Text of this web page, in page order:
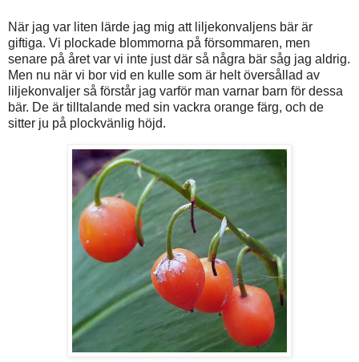
När jag var liten lärde jag mig att liljekonvaljens bär är
giftiga. Vi plockade blommorna på försommaren, men
senare på året var vi inte just där så några bär såg jag aldrig.
Men nu när vi bor vid en kulle som är helt översållad av
liljekonvaljer så förstår jag varför man varnar barn för dessa
bär. De är tilltalande med sin vackra orange färg, och de
sitter ju på plockvänlig höjd.